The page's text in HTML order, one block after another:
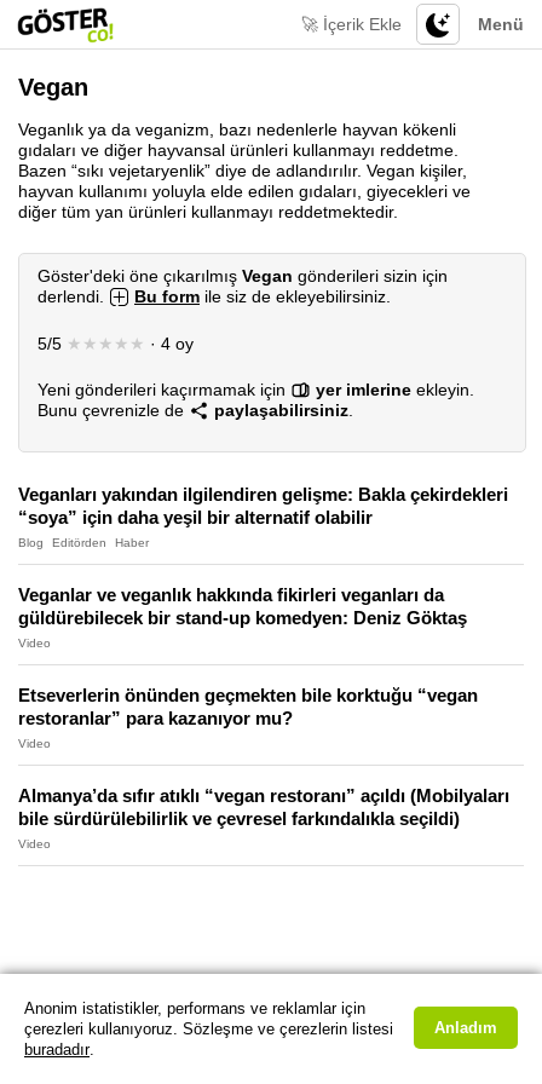
Menü
🚀 İçerik Ekle
Vegan
Veganlık ya da veganizm, bazı nedenlerle hayvan kökenli
gıdaları ve diğer hayvansal ürünleri kullanmayı reddetme.
Bazen “sıkı vejetaryenlik” diye de adlandırılır. Vegan kişiler,
hayvan kullanımı yoluyla elde edilen gıdaları, giyecekleri ve
diğer tüm yan ürünleri kullanmayı reddetmektedir.
Göster'deki öne çıkarılmış Vegan gönderileri sizin için
derlendi.
Bu form ile siz de ekleyebilirsiniz.
5/5 ★★★★★ · 4 oy
Yeni gönderileri kaçırmamak için yer imlerine ekleyin.
Bunu çevrenizle de
paylaşabilirsiniz
Veganları yakından ilgilendiren gelişme: Bakla çekirdekleri
“soya” için daha yeşil bir alternatif olabilir
Blog Editörden Haber
Veganlar ve veganlık hakkında fikirleri veganları da
güldürebilecek bir stand-up komedyen: Deniz Göktaş
Video
Etseverlerin önünden geçmekten bile korktuğu “vegan
restoranlar” para kazanıyor mu?
Video
Almanya’da sıfır atıklı “vegan restoranı” açıldı (Mobilyaları
bile sürdürülebilirlik ve çevresel farkındalıkla seçildi)
Video
Anonim istatistikler, performans ve reklamlar için
çerezleri kullanıyoruz. Sözleşme ve çerezlerin listesi
buradadır.
Anladım